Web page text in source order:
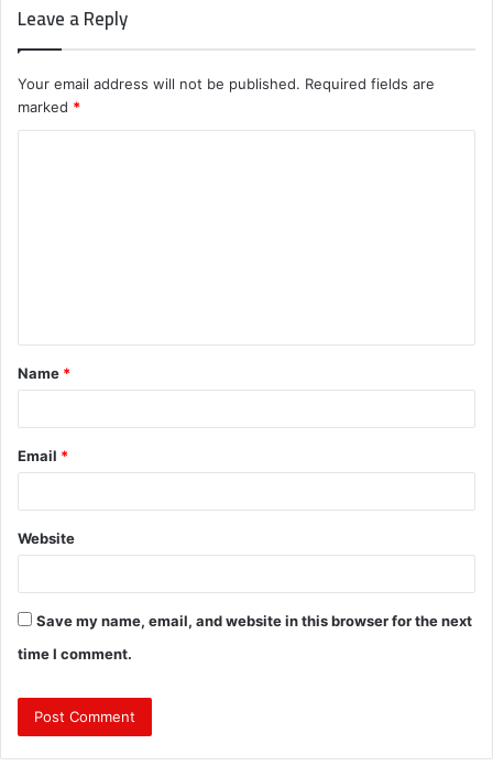
Leave a Reply
Your email address will not be published. Required fields are
marked *
t
*
Name *
Email *
Website
Save my name, email, and website in this browser for the next
time I comment.